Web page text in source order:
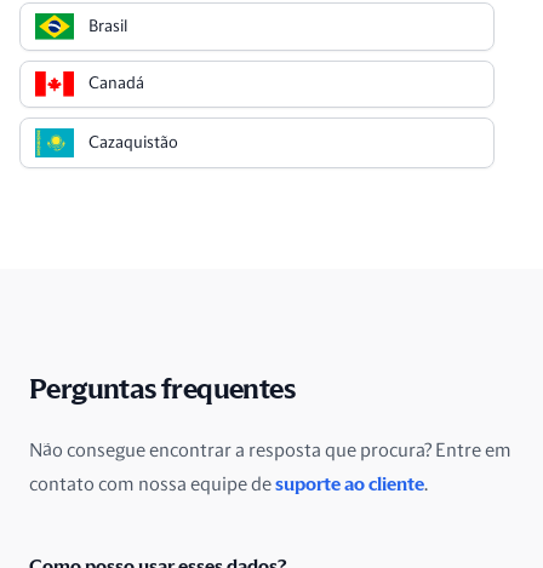
Brasil
Canadá
Cazaquistão
Costa Rica
Perguntas frequentes
Não consegue encontrar a resposta que procura? Entre em
contato com nossa equipe desuporte ao cliente.